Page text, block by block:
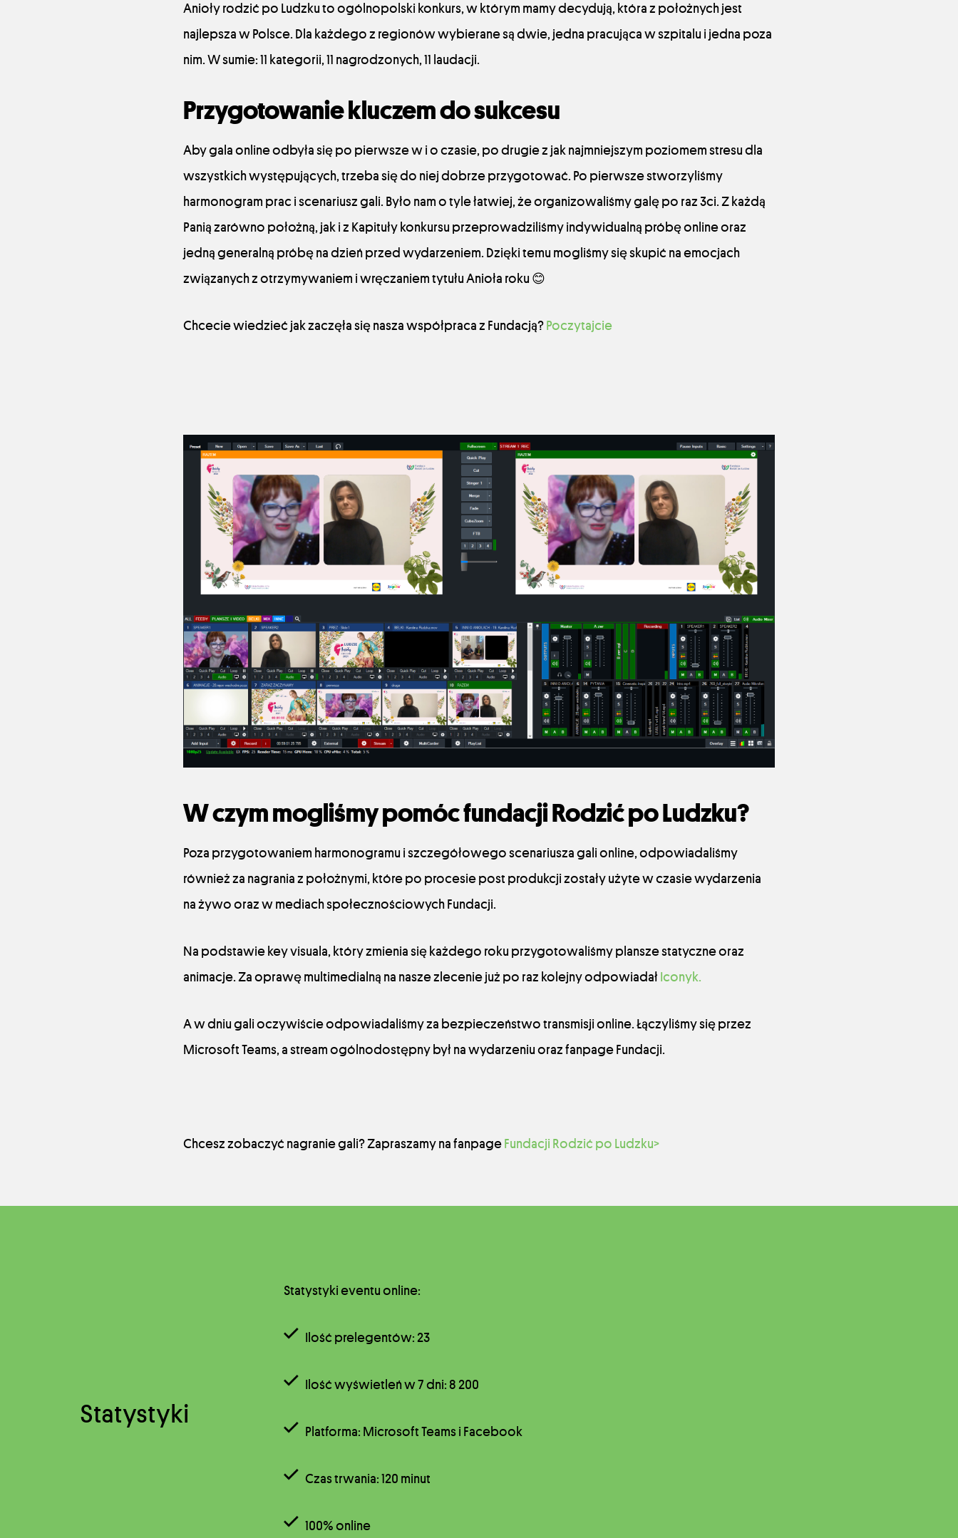
Anioły rodzić po Ludzku to ogólnopolski konkurs, w którym mamy decydują, która z położnych jest
najlepsza w Polsce. Dla każdego z regionów wybierane są dwie, jedna pracująca w szpitalu i jedna poza
nim. W sumie: 11 kategorii, 11 nagrodzonych, 11 laudacji.
Przygotowanie kluczem do sukcesu
Aby gala online odbyła się po pierwsze w i o czasie, po drugie z jak najmniejszym poziomem stresu dla
wszystkich występujących, trzeba się do niej dobrze przygotować. Po pierwsze stworzyliśmy
harmonogram prac i scenariusz gali. Było nam o tyle łatwiej, że organizowaliśmy galę po raz 3ci. Z każdą
Panią zarówno położną, jak i z Kapituły konkursu przeprowadziliśmy indywidualną próbę online oraz
jedną generalną próbę na dzień przed wydarzeniem. Dzięki temu mogliśmy się skupić na emocjach
związanych z otrzymywaniem i wręczaniem tytułu Anioła roku 😊
Chcecie wiedzieć jak zaczęła się nasza współpraca z Fundacją? Poczytajcie
W czym mogliśmy pomóc fundacji Rodzić po Ludzku?
Poza przygotowaniem harmonogramu i szczegółowego scenariusza gali online, odpowiadaliśmy
również za nagrania z położnymi, które po procesie post produkcji zostały użyte w czasie wydarzenia
na żywo oraz w mediach społecznościowych Fundacji.
Na podstawie key visuala, który zmienia się każdego roku przygotowaliśmy plansze statyczne oraz
animacje. Za oprawę multimedialną na nasze zlecenie już po raz kolejny odpowiadał Iconyk.
A w dniu gali oczywiście odpowiadaliśmy za bezpieczeństwo transmisji online. Łączyliśmy się przez
Microsoft Teams, a stream ogólnodostępny był na wydarzeniu oraz fanpage Fundacji.
Chcesz zobaczyć nagranie gali? Zapraszamy na fanpage Fundacji Rodzić po Ludzku>
Statystyki
Statystyki eventu online:
Ilość prelegentów: 23
Ilość wyświetleń w 7 dni: 8 200
Platforma: Microsoft Teams i Facebook
Czas trwania: 120 minut
100% online